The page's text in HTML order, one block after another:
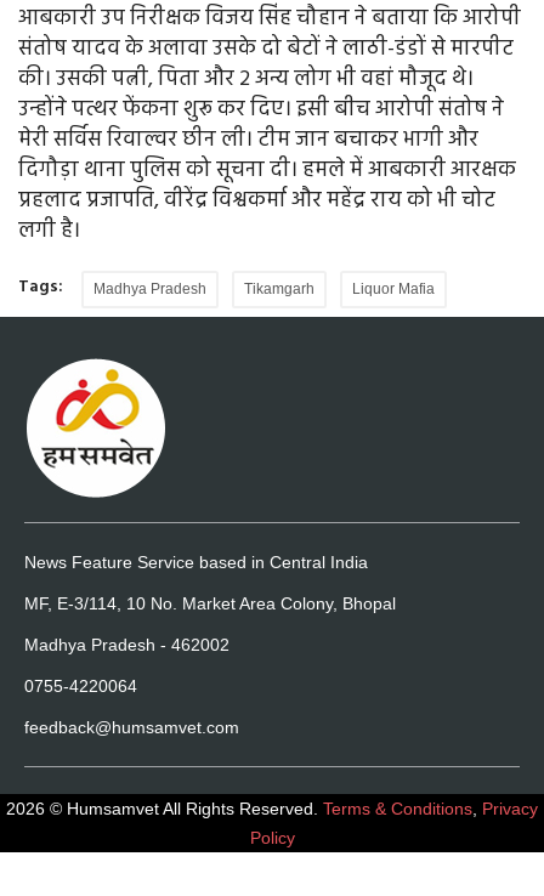
आबकारी उप निरीक्षक विजय सिंह चौहान ने बताया कि आरोपी
संतोष यादव के अलावा उसके दो बेटों ने लाठी-डंडों से मारपीट
की। उसकी पत्नी, पिता और 2 अन्य लोग भी वहां मौजूद थे।
उन्होंने पत्थर फेंकना शुरू कर दिए। इसी बीच आरोपी संतोष ने
मेरी सर्विस रिवाल्वर छीन ली। टीम जान बचाकर भागी और
दिगौड़ा थाना पुलिस को सूचना दी। हमले में आबकारी आरक्षक
प्रहलाद प्रजापति, वीरेंद्र विश्वकर्मा और महेंद्र राय को भी चोट
लगी है।
Tags: Madhya Pradesh Tikamgarh Liquor Mafia
News Feature Service based in Central India
MF, E-3/114, 10 No. Market Area Colony, Bhopal
Madhya Pradesh - 462002
0755-4220064
feedback@humsamvet.com
2026 © Humsamvet All Rights Reserved. Terms & Conditions Privacy
Policy